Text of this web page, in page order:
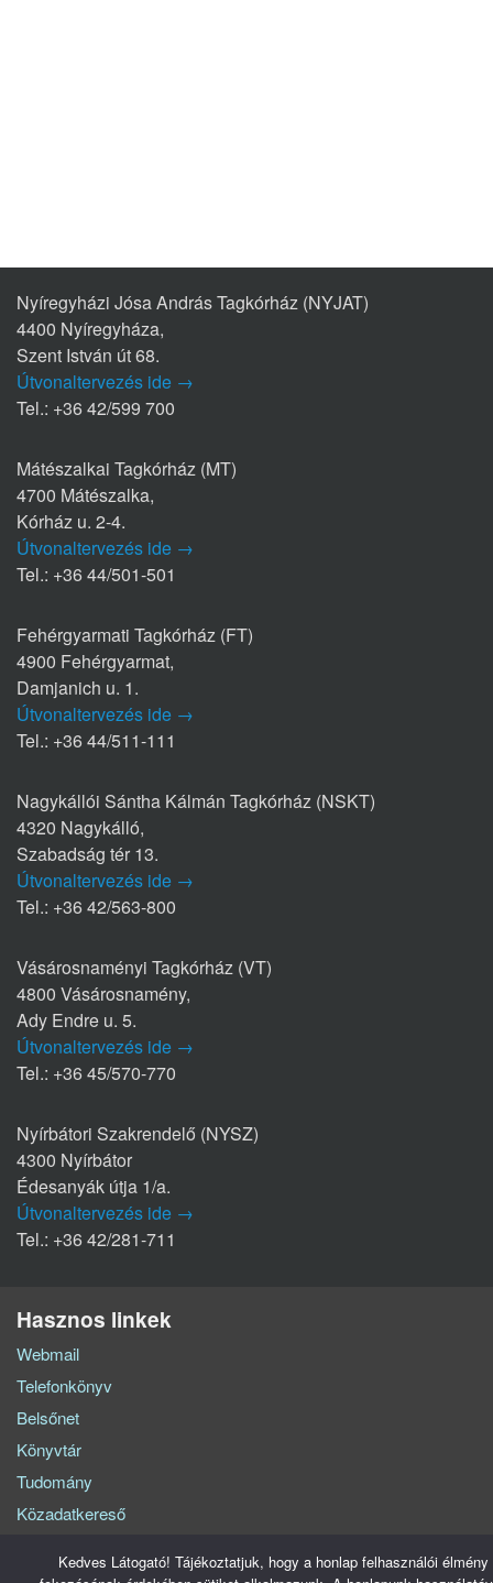
Nyíregyházi Jósa András Tagkórház (NYJAT)
4400 Nyíregyháza,
Szent István út 68.
Útvonaltervezés ide →
Tel.: +36 42/599 700
Mátészalkai Tagkórház (MT)
4700 Mátészalka,
Kórház u. 2-4.
Útvonaltervezés ide →
Tel.: +36 44/501-501
Fehérgyarmati Tagkórház (FT)
4900 Fehérgyarmat,
Damjanich u. 1.
Útvonaltervezés ide →
Tel.: +36 44/511-111
Nagykállói Sántha Kálmán Tagkórház (NSKT)
4320 Nagykálló,
Szabadság tér 13.
Útvonaltervezés ide →
Tel.: +36 42/563-800
Vásárosnaményi Tagkórház (VT)
4800 Vásárosnamény,
Ady Endre u. 5.
Útvonaltervezés ide →
Tel.: +36 45/570-770
Nyírbátori Szakrendelő (NYSZ)
4300 Nyírbátor
Édesanyák útja 1/a.
Útvonaltervezés ide →
Tel.: +36 42/281-711
Hasznos linkek
Webmail
Telefonkönyv
Belsőnet
Könyvtár
Tudomány
Közadatkereső
Szabolcs-Szatmár-Bereg Vármegyei Oktatókórház © Minden jog fenntartva - 2026.
Kedves Látogató! Tájékoztatjuk, hogy a honlap felhasználói élmény